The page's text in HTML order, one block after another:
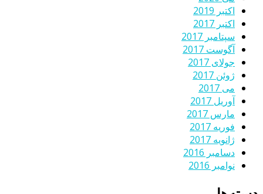
اکتبر 2019
اکتبر 2017
سپتامبر 2017
آگوست 2017
جولای 2017
ژوئن 2017
می 2017
آوریل 2017
مارس 2017
فوریه 2017
ژانویه 2017
دسامبر 2016
نوامبر 2016